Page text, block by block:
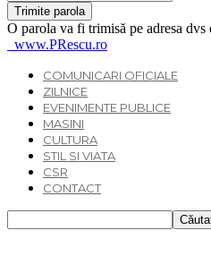
O parola va fi trimisă pe adresa dvs
www.PRescu.ro
COMUNICARI OFICIALE
ZILNICE
EVENIMENTE PUBLICE
MASINI
CULTURA
STIL SI VIATA
CSR
CONTACT